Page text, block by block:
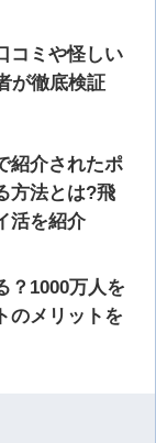
コミや怪しい
が徹底検証
紹介されたポ
方法とは?飛
活を紹介
？1000万人を
のメリットを